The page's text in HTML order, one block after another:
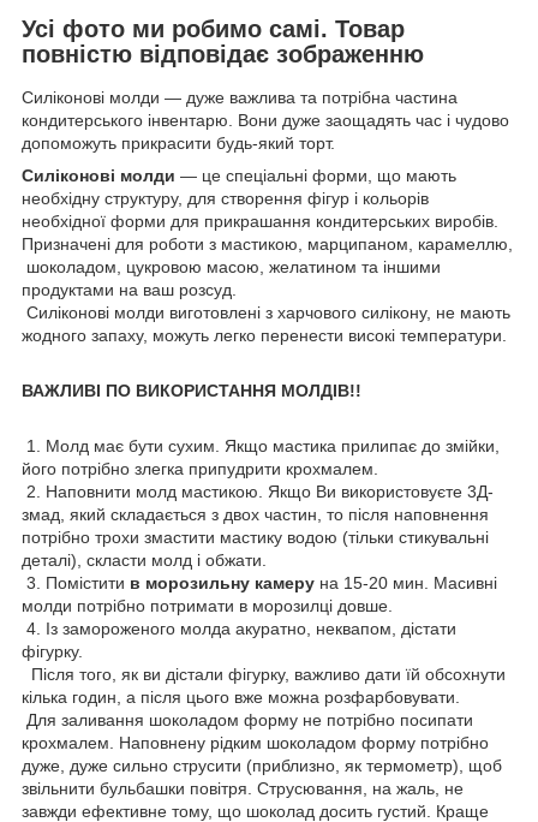
Усі фото ми робимо самі. Товар
повністю відповідає зображенню
Силіконові молди — дуже важлива та потрібна частина
кондитерського інвентарю. Вони дуже заощадять час і чудово
допоможуть прикрасити будь-який торт.
Силіконові молди — це спеціальні форми, що мають
необхідну структуру, для створення фігур і кольорів
необхідної форми для прикрашання кондитерських виробів.
Призначені для роботи з мастикою, марципаном, карамеллю,
шоколадом, цукровою масою, желатином та іншими
продуктами на ваш розсуд.
Силіконові молди виготовлені з харчового силікону, не мають
жодного запаху, можуть легко перенести високі температури.
ВАЖЛИВІ ПО ВИКОРИСТАННЯ МОЛДІВ!!
1. Молд має бути сухим. Якщо мастика прилипає до змійки,
його потрібно злегка припудрити крохмалем.
2. Наповнити молд мастикою. Якщо Ви використовуєте 3Д-
змад, який складається з двох частин, то після наповнення
потрібно трохи змастити мастику водою (тільки стикувальні
деталі), скласти молд і обжати.
3. Помістити в морозильну камеру на 15-20 мин. Масивні
молди потрібно потримати в морозилці довше.
4. Із замороженого молда акуратно, неквапом, дістати
фігурку.
Після того, як ви дістали фігурку, важливо дати їй обсохнути
кілька годин, а після цього вже можна розфарбовувати.
Для заливання шоколадом форму не потрібно посипати
крохмалем. Наповнену рідким шоколадом форму потрібно
дуже, дуже сильно струсити (приблизно, як термометр), щоб
звільнити бульбашки повітря. Струсювання, на жаль, не
завжди ефективне тому, що шоколад досить густий. Краще